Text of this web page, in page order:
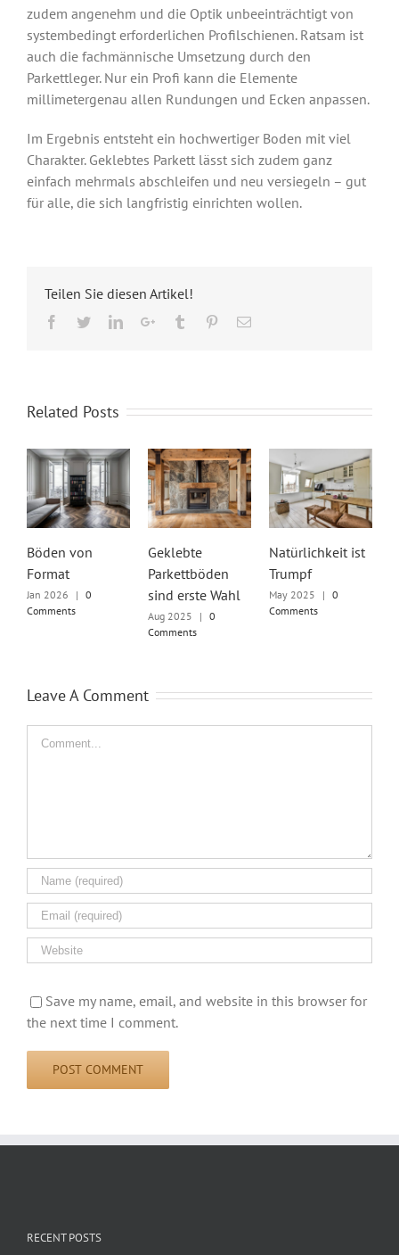
zudem angenehm und die Optik unbeeinträchtigt von
systembedingt erforderlichen Profilschienen. Ratsam ist
auch die fachmännische Umsetzung durch den
Parkettleger. Nur ein Profi kann die Elemente
millimetergenau allen Rundungen und Ecken anpassen.
Im Ergebnis entsteht ein hochwertiger Boden mit viel
Charakter. Geklebtes Parkett lässt sich zudem ganz
einfach mehrmals abschleifen und neu versiegeln – gut
für alle, die sich langfristig einrichten wollen.
Teilen Sie diesen Artikel!
Facebook
TwitterLinkedInGoogle+Tumblr PinterestEmail
Related Posts
Böden von
Format
Jan 2026 | 0
Comments
Geklebte
Parkettböden
sind erste Wahl
Aug 2025 | 0
Comments
Natürlichkeit ist
Trumpf
May 2025 | 0
Comments
Leave A Comment
Comment
Save my name, email, and website in this browser for
the next time I comment.
RECENT POSTS